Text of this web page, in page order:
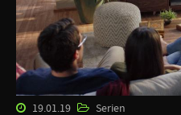
19.01.19 Serien